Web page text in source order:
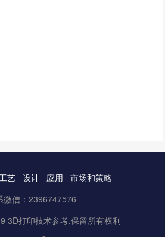
工艺 设计 应用
市场和策略
微信：2396747576
3D打印技术参考.保留所有权利